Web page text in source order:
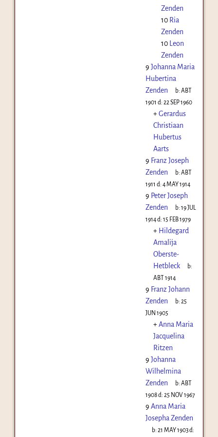
Zenden
10 Ria
Zenden
10 Leon
Zenden
9 Johanna Maria
Hubertina
Zenden
b:ABT
1901 d: 22 SEP 1960
+Gerardus
Christiaan
Hubertus
Aarts
9 Franz Joseph
Zenden
b:ABT
1911 d: 4 MAY 1914
9 Peter Joseph
Zenden
b:19 JUL
1914d: 15 FEB 1979
+ Hildegard
Amalija
Oberste-
Hetbleck
b:
ABT 1914
9 Franz Johann
Zenden
b:25
JUN 1905
+Anna Maria
Jacquelina
Ritzen
9 Johanna
Wilhelmina
Zenden
b:ABT
1908d: 25 NOV 1967
9 Anna Maria
Josepha Zenden
b:21 MAY 1903d: